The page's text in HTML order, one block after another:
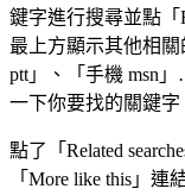
鍵字進行搜尋並點「
最上方顯示其他相
ptt」、「手機 msn
一下你要找的關鍵字
點了「Related
「More like this」